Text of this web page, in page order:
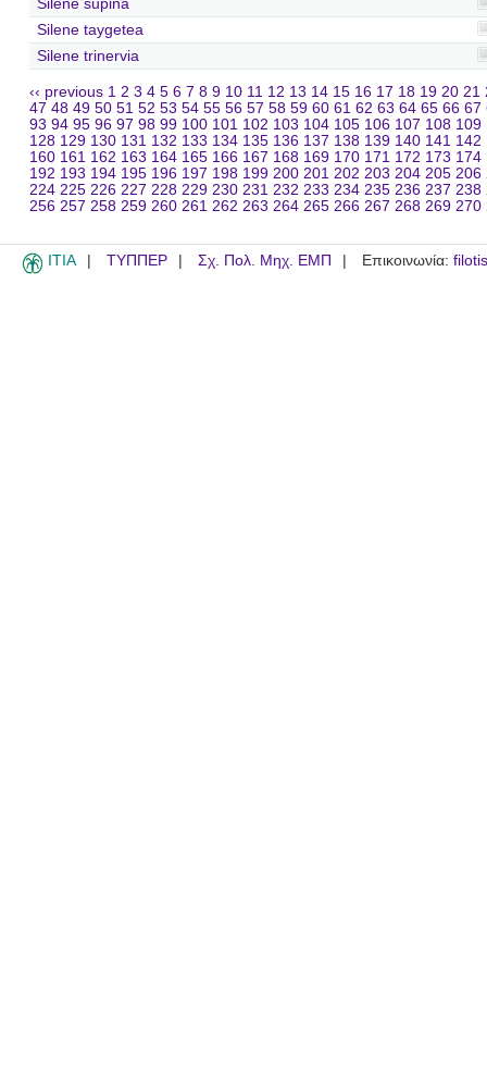
Silene supina
Silene taygetea
Silene trinervia
‹‹ previous 1 2 3 4 5 6 7 8 9 10 11 12 13 14 15 16 17 18 19 20 21
47 48 49 50 51 52 53 54 55 56 57 58 59 60 61 62 63 64 65 66 67
93 94 95 96 97 98 99 100 101 102 103 104 105 106 107 108 109
128 129 130 131 132 133 134 135 136 137 138 139 140 141 142
160 161 162 163 164 165 166 167 168 169 170 171 172 173 174
192 193 194 195 196 197 198 199 200 201 202 203 204 205 206
224 225 226 227 228 229 230 231 232 233 234 235 236 237 238
256 257 258 259 260 261 262 263 264 265 266 267 268 269 270
ITIA ΤΥΠΠΕΡ Σχ. Πολ. Μηχ. ΕΜΠ Επικοινωνία: